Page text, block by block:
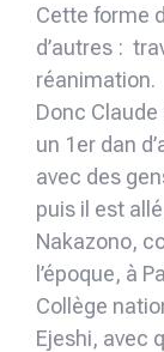
Cette forme
d’autres :
réanimation.
Donc
un 1er dan
avec des
puis il est
Nakazono,
l’époque, à
Collège
Ejeshi, avec